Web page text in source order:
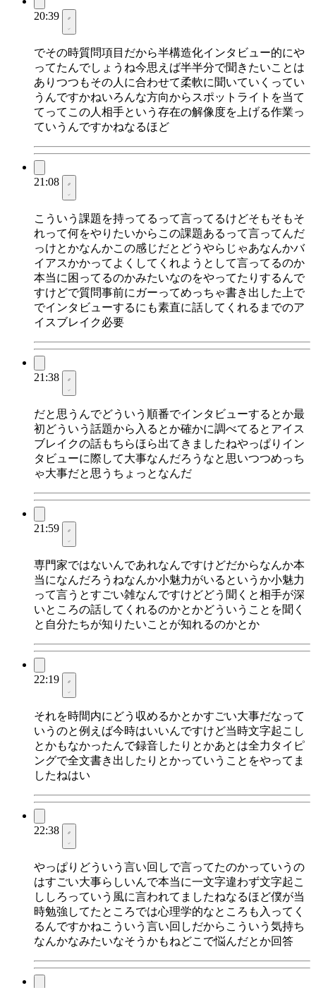
20:39
でその時質問項目だから半構造化インタビュー的にや
ってたんでしょうね今思えば半半分で聞きたいことは
ありつつもその人に合わせて柔軟に聞いていくってい
うんですかねいろんな方向からスポットライトを当て
てってこの人相手という存在の解像度を上げる作業っ
ていうんですかねなるほど
21:08
こういう課題を持ってるって言ってるけどそもそもそ
れって何をやりたいからこの課題あるって言ってんだ
っけとかなんかこの感じだとどうやらじゃあなんかバ
イアスかかってよくしてくれようとして言ってるのか
本当に困ってるのかみたいなのをやってたりするんで
すけどで質問事前にガーってめっちゃ書き出した上で
でインタビューするにも素直に話してくれるまでのア
イスブレイク必要
21:38
だと思うんでどういう順番でインタビューするとか最
初どういう話題から入るとか確かに調べてるとアイス
ブレイクの話もちらほら出てきましたねやっぱりイン
タビューに際して大事なんだろうなと思いつつめっち
ゃ大事だと思うちょっとなんだ
21:59
専門家ではないんであれなんですけどだからなんか本
当になんだろうねなんか小魅力がいるというか小魅力
って言うとすごい雑なんですけどどう聞くと相手が深
いところの話してくれるのかとかどういうことを聞く
と自分たちが知りたいことが知れるのかとか
22:19
それを時間内にどう収めるかとかすごい大事だなって
いうのと例えば今時はいいんですけど当時文字起こし
とかもなかったんで録音したりとかあとは全力タイピ
ングで全文書き出したりとかっていうことをやってま
したねはい
22:38
やっぱりどういう言い回しで言ってたのかっていうの
はすごい大事らしいんで本当に一文字違わず文字起こ
ししろっていう風に言われてましたねなるほど僕が当
時勉強してたところでは心理学的なところも入ってく
るんですかねこういう言い回しだからこういう気持ち
なんかなみたいなそうかもねどこで悩んだとか回答